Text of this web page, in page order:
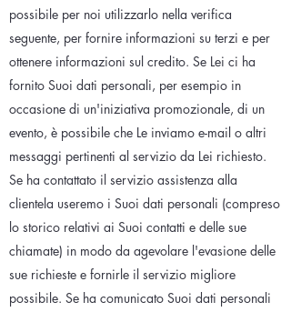
possibile per noi utilizzarlo nella verifica
seguente, per fornire informazioni su terzi e per
ottenere informazioni sul credito. Se Lei ci ha
fornito Suoi dati personali, per esempio in
occasione di un'iniziativa promozionale, di un
evento, è possibile che Le inviamo e-mail o altri
messaggi pertinenti al servizio da Lei richiesto.
Se ha contattato il servizio assistenza alla
clientela useremo i Suoi dati personali (compreso
lo storico relativi ai Suoi contatti e delle sue
chiamate) in modo da agevolare l'evasione delle
sue richieste e fornirle il servizio migliore
possibile. Se ha comunicato Suoi dati personali